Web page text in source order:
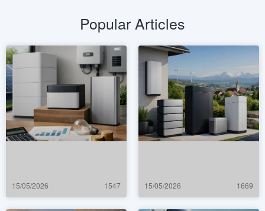
Popular Articles
15/05/2026 1547 15/05/2026 1669